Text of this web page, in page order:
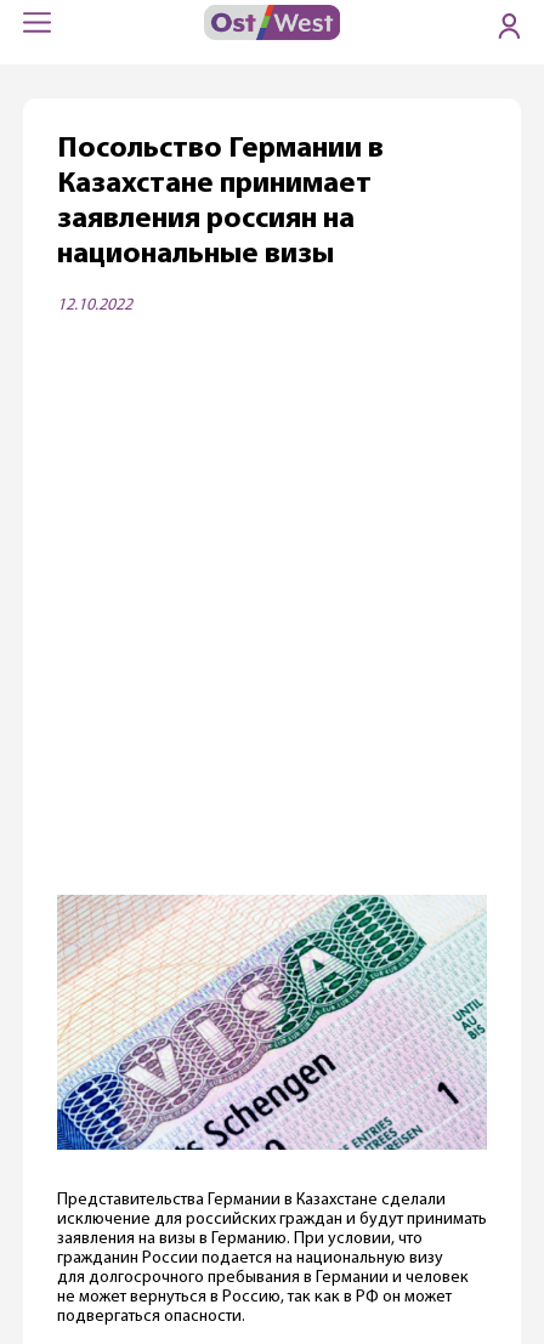
Посольство Германии в
Казахстане принимает
заявления россиян на
национальные визы
12.10.2022
Представительства Германии в Казахстане сделали
исключение для российских граждан и будут принимать
заявления на визы в Германию. При условии, что
гражданин России подается на национальную визу
для долгосрочного пребывания в Германии и человек
не может вернуться в Россию, так как в РФ он может
подвергаться опасности.